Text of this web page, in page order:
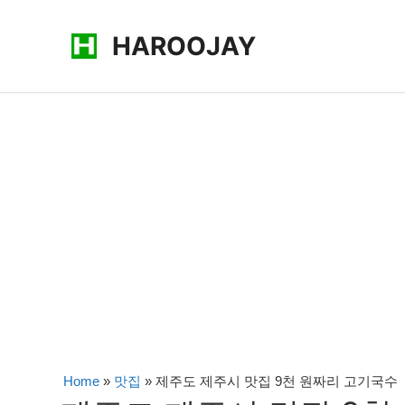
로
HAROOJAY
Home » 맛집 » 제주도 제주시 맛집 9천 원짜리 고기국수